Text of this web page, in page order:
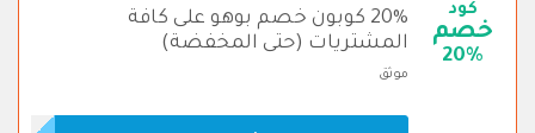
كود
خصم
20%
20% كوبون خصم بوهو على كافة
المشتريات (حتى المخفضة)
موثق